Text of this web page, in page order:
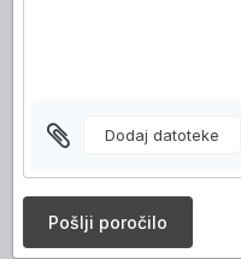
Dodaj datoteke
Pošlji poročilo